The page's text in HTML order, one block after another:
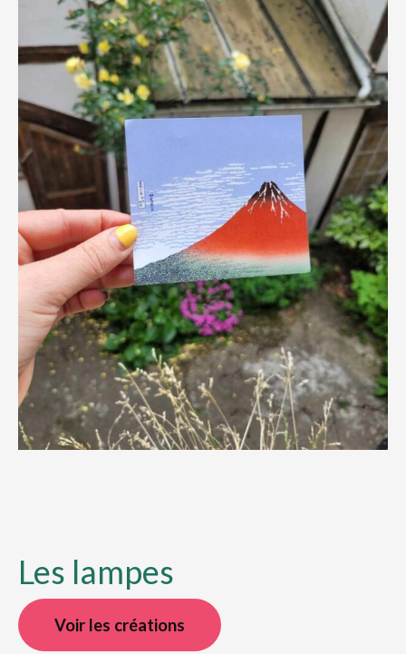
Les lampes
Voir les créations